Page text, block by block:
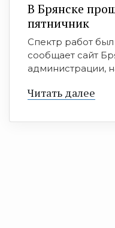
В Брянске
пятничник
Спектр работ
сообщает сайт
администрации,
Читать далее